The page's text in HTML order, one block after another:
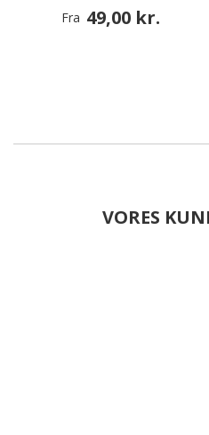
Fra 49,00 kr.
VORES